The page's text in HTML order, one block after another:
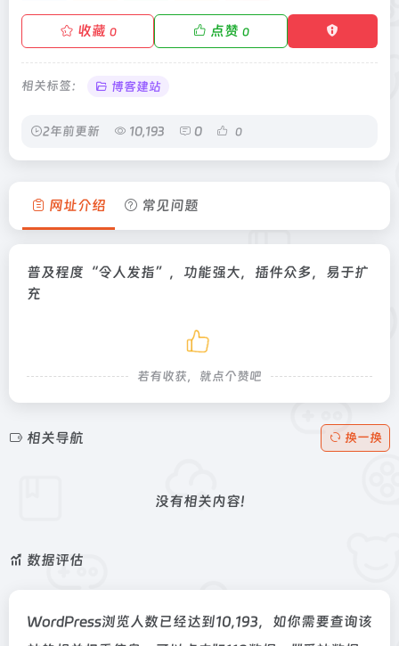
收藏 0 点赞 0
相关标签： 博客建站
2年前更新 10,193 0 0
网址介绍 常见问题
普及程度“令人发指”，功能强大，插件众多，易于扩
充
若有收获，就点个赞吧
相关导航 换一换
没有相关内容!
数据评估
WordPress浏览人数已经达到10,193，如你需要查询该